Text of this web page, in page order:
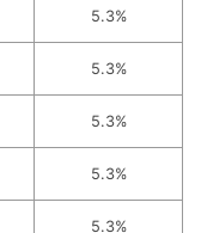
5.3%
5.3%
5.3%
5.3%
5.3%